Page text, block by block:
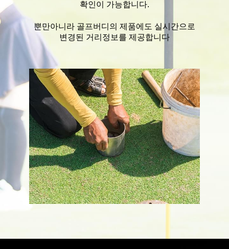
확인이 가능합니다.
뿐만아니라 골프버디의 제품에도 실시간으로
변경된 거리정보를 제공합니다